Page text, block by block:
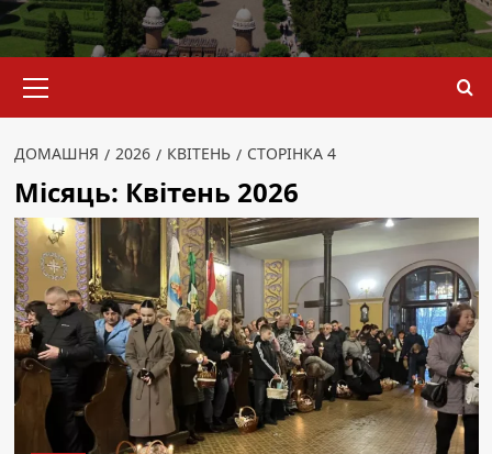
меню
ДОМАШНЯ 2026 КВІТЕНЬ СТОРІНКА 4
Місяць: Квітень 2026